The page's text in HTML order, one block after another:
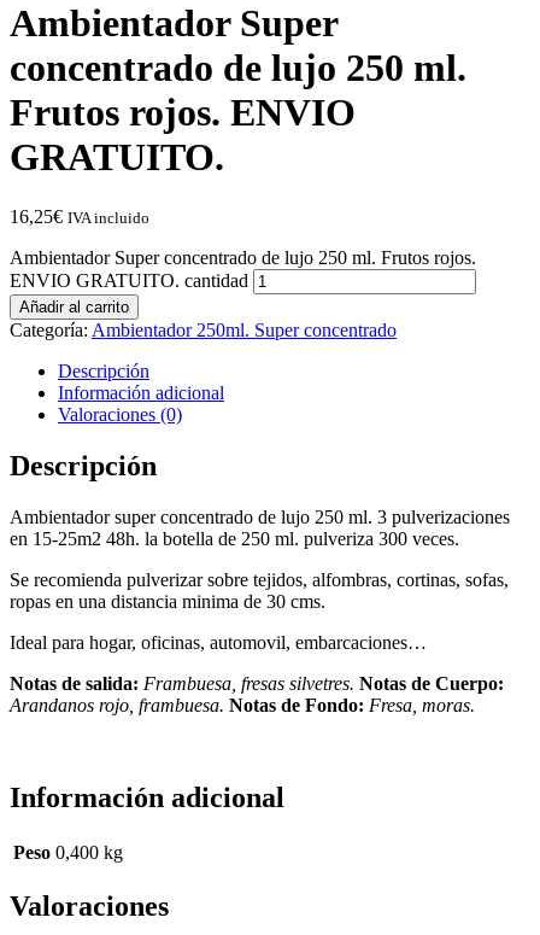
Ambientador Super
concentrado de lujo 250 ml.
Frutos rojos. ENVIO
GRATUITO.
16,25€ IVA incluido
Ambientador Super concentrado de lujo 250 ml. Frutos rojos.
ENVIO GRATUITO. cantidad
Añadir al carrito
Categoría: Ambientador 250ml. Super concentrado
Descripción
Información adicional
Valoraciones (0)
Descripción
Ambientador super concentrado de lujo 250 ml. 3 pulverizaciones
en 15-25m2 48h. la botella de 250 ml. pulveriza 300 veces.
Se recomienda pulverizar sobre tejidos, alfombras, cortinas, sofas,
ropas en una distancia minima de 30 cms.
Ideal para hogar, oficinas, automovil, embarcaciones…
Notas de salida: Frambuesa, fresas silvetres. Notas de Cuerpo:
Arandanos rojo, frambuesa. Notas de Fondo: Fresa, moras.
Información adicional
Peso 0,400 kg
Valoraciones